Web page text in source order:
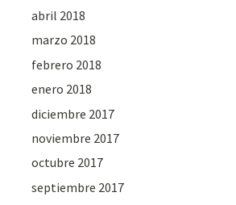
abril 2018
marzo 2018
febrero 2018
enero 2018
diciembre 2017
noviembre 2017
octubre 2017
septiembre 2017